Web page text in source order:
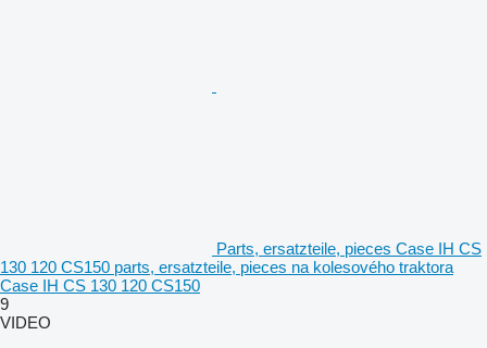
Parts, ersatzteile, pieces Case IH CS
130 120 CS150 parts, ersatzteile, pieces na kolesového traktora
Case IH CS 130 120 CS150
9
VIDEO